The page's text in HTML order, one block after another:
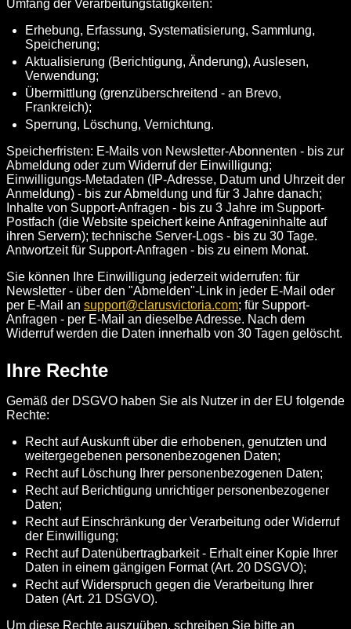
Umfang der Verarbeitungstätigkeiten:
Erhebung, Erfassung, Systematisierung, Sammlung,
Speicherung;
Aktualisierung (Berichtigung, Änderung), Auslesen,
Verwendung;
Übermittlung (grenzüberschreitend - an Brevo,
Frankreich);
Sperrung, Löschung, Vernichtung.
Speicherfristen: E-Mails von Newsletter-Abonnenten - bis zur
Abmeldung oder zum Widerruf der Einwilligung;
Einwilligungs-Metadaten (IP-Adresse, Datum und Uhrzeit der
Anmeldung) - bis zur Abmeldung und für 3 Jahre danach;
Inhalte von Support-Anfragen - bis zu 3 Jahre im Support-
Postfach (die Website speichert keine Anfrageninhalte auf
ihren Servern); technische Server-Logs - bis zu 30 Tage.
Antwortzeit für Support-Anfragen - bis zu einem Monat.
Sie können Ihre Einwilligung jederzeit widerrufen: für
Newsletter - über den "Abmelden"-Link in jeder E-Mail oder
per E-Mail an support@clarusvictoria.com; für Support-
Anfragen - per E-Mail an dieselbe Adresse. Nach dem
Widerruf werden die Daten innerhalb von 30 Tagen gelöscht.
Ihre Rechte
Gemäß der DSGVO haben Sie als Nutzer in der EU folgende
Rechte:
Recht auf Auskunft über die erhobenen, genutzten und
weitergegebenen personenbezogenen Daten;
Recht auf Löschung Ihrer personenbezogenen Daten;
Recht auf Berichtigung unrichtiger personenbezogener
Daten;
Recht auf Einschränkung der Verarbeitung oder Widerruf
der Einwilligung;
Recht auf Datenübertragbarkeit - Erhalt einer Kopie Ihrer
Daten in einem gängigen Format (Art. 20 DSGVO);
Recht auf Widerspruch gegen die Verarbeitung Ihrer
Daten (Art. 21 DSGVO).
Um diese Rechte auszuüben, schreiben Sie bitte an